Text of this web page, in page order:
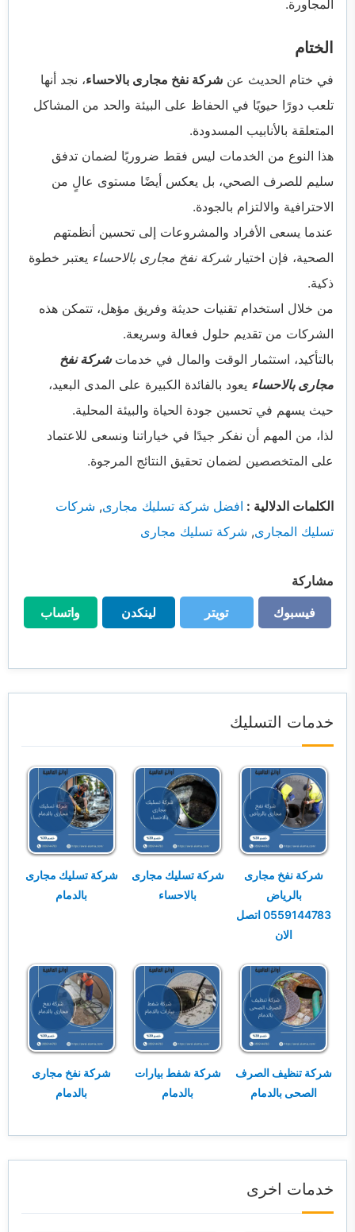
المجاورة.
الختام
في ختام الحديث عن شركة نفخ مجارى بالاحساء، نجد أنها
تلعب دورًا حيويًا في الحفاظ على البيئة والحد من المشاكل
المتعلقة بالأنابيب المسدودة.
هذا النوع من الخدمات ليس فقط ضروريًا لضمان تدفق
سليم للصرف الصحي، بل يعكس أيضًا مستوى عالٍ من
الاحترافية والالتزام بالجودة.
عندما يسعى الأفراد والمشروعات إلى تحسين أنظمتهم
الصحية، فإن اختيارشركة نفخ مجارى بالاحساء يعتبر خطوة
ذكية.
من خلال استخدام تقنيات حديثة وفريق مؤهل، تتمكن هذه
الشركات من تقديم حلول فعالة وسريعة.
بالتأكيد، استثمار الوقت والمال في خدماتشركة نفخ
مجارى بالاحساء يعود بالفائدة الكبيرة على المدى البعيد،
حيث يسهم في تحسين جودة الحياة والبيئة المحلية.
لذا، من المهم أن نفكر جيدًا في خياراتنا ونسعى للاعتماد
على المتخصصين لضمان تحقيق النتائج المرجوة.
الكلمات الدلالية : افضل شركة تسليك مجارى, شركات
تسليك المجارى, شركة تسليك مجارى
مشاركة
فيسبوك
فيسبوك
تويتر
تويتر
لينكدن
لينكدن
واتساب
واتساب
خدمات التسليك
شركة نفخ مجارى
بالرياض
0559144783 اتصل
الان
شركة تسليك مجارى
بالاحساء
شركة تسليك مجارى
بالدمام
شركة تنظيف الصرف
الصحى بالدمام
شركة شفط بيارات
بالدمام
شركة نفخ مجارى
بالدمام
خدمات اخرى